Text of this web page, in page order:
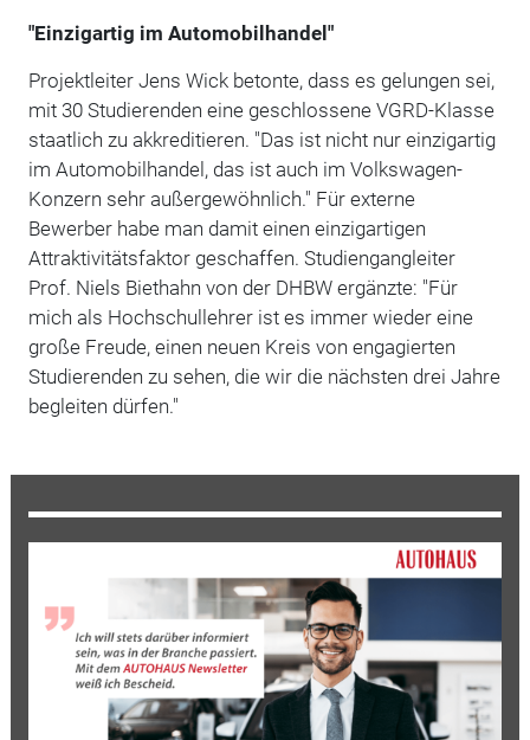
"Einzigartig im Automobilhandel"
Projektleiter Jens Wick betonte, dass es gelungen sei,
mit 30 Studierenden eine geschlossene VGRD-Klasse
staatlich zu akkreditieren. "Das ist nicht nur einzigartig
im Automobilhandel, das ist auch im Volkswagen-
Konzern sehr außergewöhnlich." Für externe
Bewerber habe man damit einen einzigartigen
Attraktivitätsfaktor geschaffen. Studiengangleiter
Prof. Niels Biethahn von der DHBW ergänzte: "Für
mich als Hochschullehrer ist es immer wieder eine
große Freude, einen neuen Kreis von engagierten
Studierenden zu sehen, die wir die nächsten drei Jahre
begleiten dürfen."